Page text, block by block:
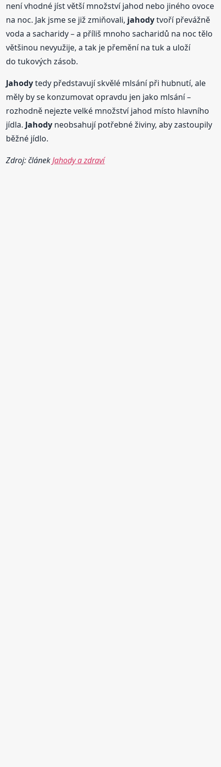
není vhodné jíst větší množství jahod nebo jiného ovoce
na noc. Jak jsme se již zmiňovali, jahodytvoří převážně
voda a sacharidy – a příliš mnoho sacharidů na noc tělo
většinou nevyužije, a tak je přemění na tuk a uloží
do tukových zásob.
Jahodytedy představují skvělé mlsání při hubnutí, ale
měly by se konzumovat opravdu jen jako mlsání –
rozhodně nejezte velké množství jahod místo hlavního
jídla. Jahody neobsahují potřebné živiny, aby zastoupily
běžné jídlo.
Zdroj: článekJahody a zdraví